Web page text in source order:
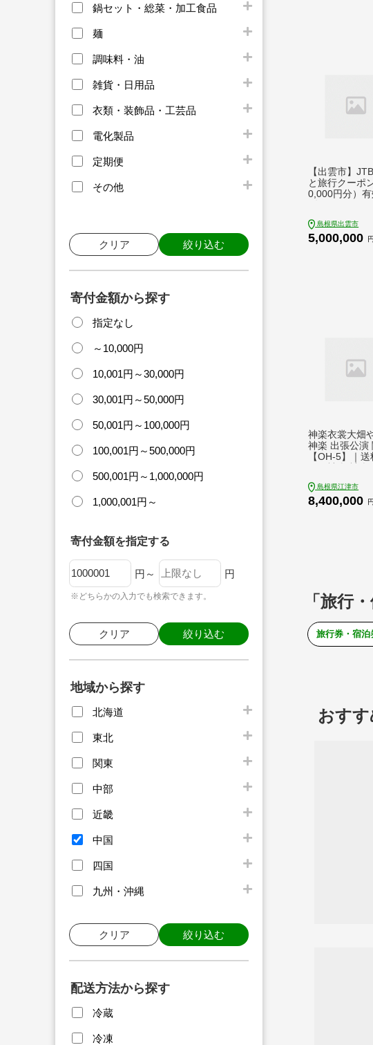
鍋セット・総菜・加工食品
麺
調味料・油
雑貨・日用品
衣類・装飾品・工芸品
電化製品
定期便
その他
クリア 絞り込む
寄付金額から探す
指定なし
～10,000円
10,001円～30,000円
30,001円～50,000円
50,001円～100,000円
100,001円～500,000円
500,001円～1,000,000円
1,000,001円～
寄付金額を指定する
円～ 円
※どちらかの入力でも検索できます。
クリア 絞り込む
地域から探す
北海道
東北
関東
中部
近畿
中国
四国
九州・沖縄
クリア 絞り込む
配送方法から探す
冷蔵
冷凍
【出雲市】
と旅行クーポ
0,000円分）有
国内旅行 JTB
光 体験 旅行券
島根県出雲市
5,000,000 円
神楽衣裳大畑
神楽 出張公演
【OH-5】｜
東京 神奈川 公
座 貸切 神楽の
島根県江津市
8,400,000 円
「旅行
旅行券・宿泊
おす